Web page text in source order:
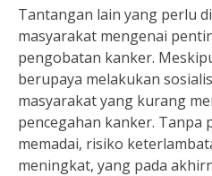
Tantangan lain yang perlu
masyarakat mengenai
pengobatan kanker.
berupaya melakukan
masyarakat yang kurang
pencegahan kanker. Tanpa
memadai, risiko
meningkat, yang pada